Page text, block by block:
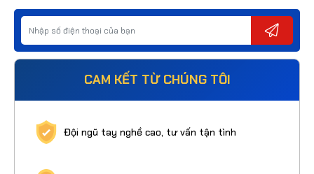
CAM KẾT TỪ CHÚNG TÔI
Đội ngũ tay nghề cao, tư vấn tận tình